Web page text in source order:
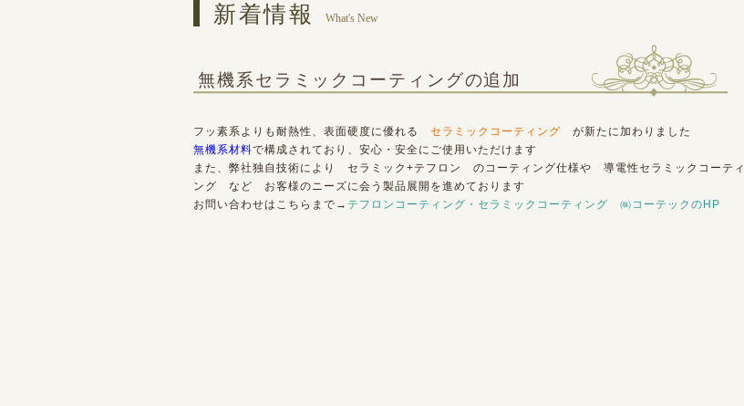
新着情報 What's New
無機系セラミックコーティングの追加
フッ素系よりも耐熱性、表面硬度に優れる セラミックコーティング が新たに加わりました
無機系材料で構成されており、安心・安全にご使用いただけます
また、弊社独自技術により セラミック+テフロン のコーティング仕様や 導電性セラミックコーティ
ング など お客様のニーズに会う製品展開を進めております
お問い合わせはこちらまで→ テフロンコーティング・セラミックコーティング ㈱コーテックのHP